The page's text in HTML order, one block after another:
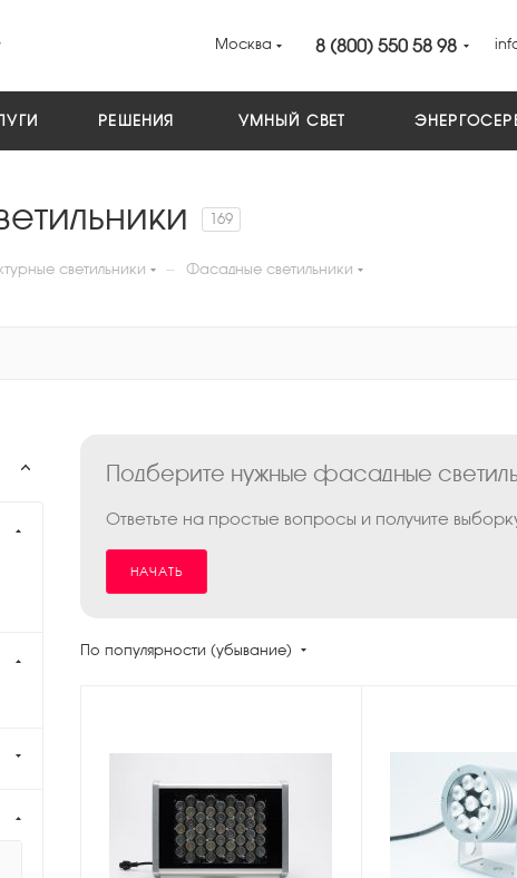
Москва 8 (800) 550 58 98
РЕШЕНИЯ УМНЫЙ СВЕТ
169
светильники — Фасадные светильники
Подберите нужные фасадные
Ответьте на простые вопросы и получите
НАЧАТЬ
По популярности (убывание)